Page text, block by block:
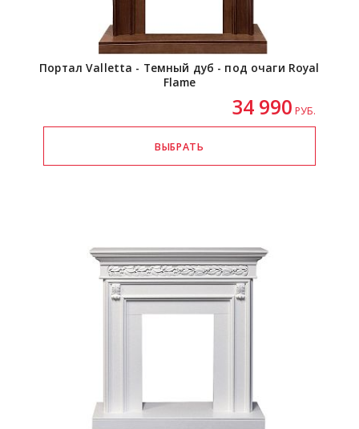
Портал Valletta - Темный дуб - под очаги Royal
Flame
34 990 РУБ.